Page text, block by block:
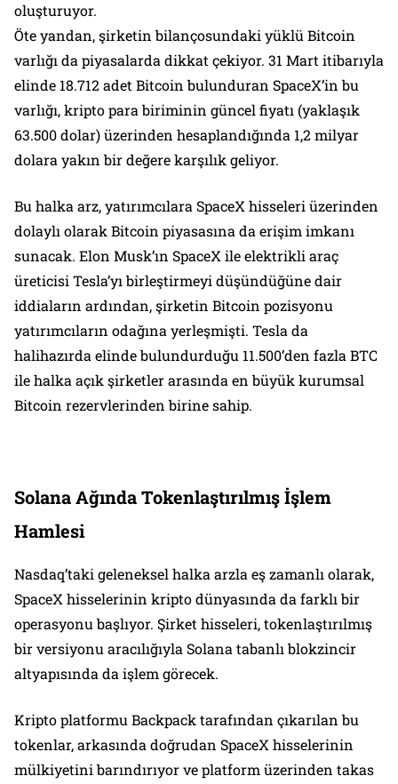
oluşturuyor.
Öte yandan, şirketin bilançosundaki yüklü Bitcoin
varlığı da piyasalarda dikkat çekiyor. 31 Mart itibarıyla
elinde 18.712 adet Bitcoin bulunduran SpaceX’in bu
varlığı, kripto para biriminin güncel fiyatı (yaklaşık
63.500 dolar) üzerinden hesaplandığında 1,2 milyar
dolara yakın bir değere karşılık geliyor.
Bu halka arz, yatırımcılara SpaceX hisseleri üzerinden
dolaylı olarak Bitcoin piyasasına da erişim imkanı
sunacak. Elon Musk’ın SpaceX ile elektrikli araç
üreticisi Tesla’yı birleştirmeyi düşündüğüne dair
iddiaların ardından, şirketin Bitcoin pozisyonu
yatırımcıların odağına yerleşmişti. Tesla da
halihazırda elinde bulundurduğu 11.500’den fazla BTC
ile halka açık şirketler arasında en büyük kurumsal
Bitcoin rezervlerinden birine sahip.
Solana Ağında Tokenlaştırılmış İşlem
Hamlesi
Nasdaq’taki geleneksel halka arzla eş zamanlı olarak,
SpaceX hisselerinin kripto dünyasında da farklı bir
operasyonu başlıyor. Şirket hisseleri, tokenlaştırılmış
bir versiyonu aracılığıyla Solana tabanlı blokzincir
altyapısında da işlem görecek.
Kripto platformu Backpack tarafından çıkarılan bu
tokenlar, arkasında doğrudan SpaceX hisselerinin
mülkiyetini barındırıyor ve platform üzerinden takas